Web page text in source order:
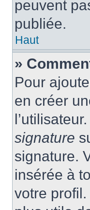
peuvent
publiée.
Haut
»
Pour
en créer
signature
signature.
insérée à
votre